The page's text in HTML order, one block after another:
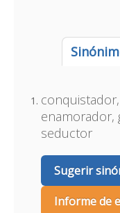
enamorador,
seductor
Sugerir
Informe de